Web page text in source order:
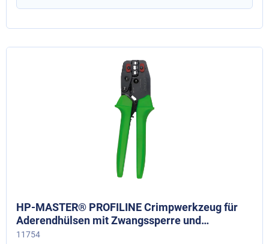
HP-MASTER® PROFILINE Crimpwerkzeug für
Aderendhülsen mit Zwangssperre und
Entriegelungsmöglichkeit, 10 + 16 + 25 mm²
11754